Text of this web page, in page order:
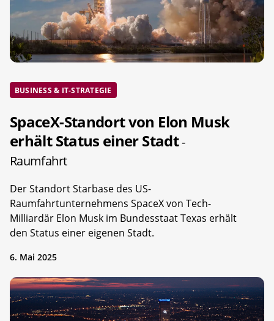
BUSINESS & IT-STRATEGIE
SpaceX-Standort von Elon Musk
erhält Status einer Stadt-
Raumfahrt
Der Standort Starbase des US-
Raumfahrtunternehmens SpaceX von Tech-
Milliardär Elon Musk im Bundesstaat Texas erhält
den Status einer eigenen Stadt.
6. Mai 2025